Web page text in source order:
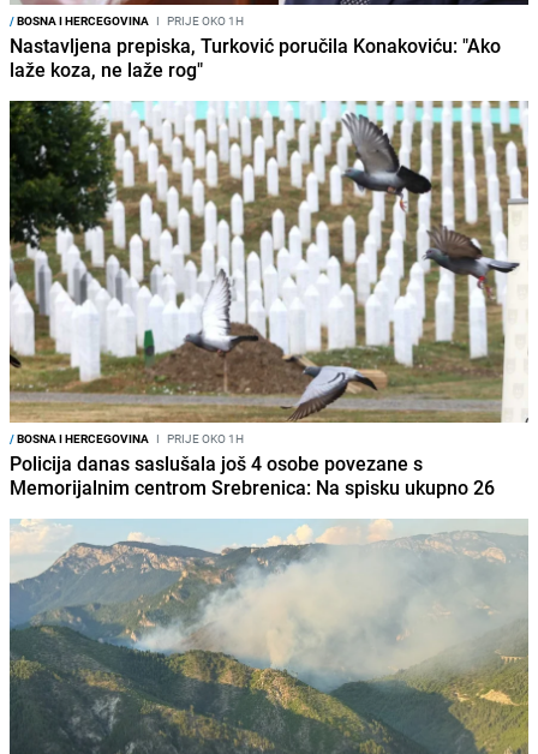
/BOSNA I HERCEGOVINA I PRIJE OKO 1H
Nastavljena prepiska, Turković poručila Konakoviću: "Ako
laže koza, ne laže rog"
/BOSNA I HERCEGOVINA I PRIJE OKO 1H
Policija danas saslušala još 4 osobe povezane s
Memorijalnim centrom Srebrenica: Na spisku ukupno 26